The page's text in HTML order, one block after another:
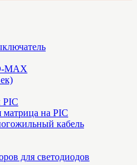
MAX
PIC
матрица на PIC
кабель
для светодиодов